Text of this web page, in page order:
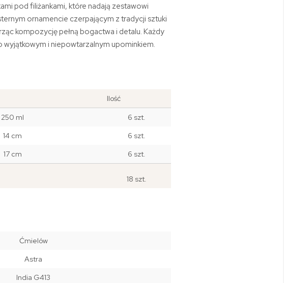
pod filiżankami, które nadają zestawowi
ornamencie czerpającym z tradycji sztuki
kompozycję pełną bogactwa i detalu. Każdy
i niepowtarzalnym upominkiem.
Ilość
250 ml
6 szt.
14 cm
6 szt.
17 cm 6 szt.
18 szt.
Ćmielów
Astra
India G413